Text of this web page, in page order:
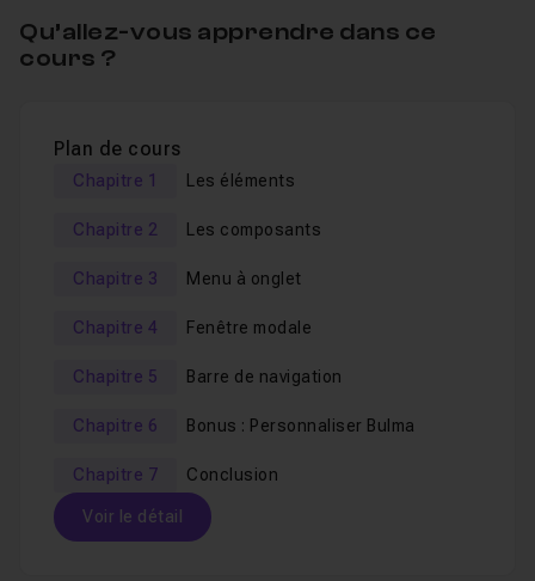
pas vocation à fournir du JavaScript, mais uniquement
JavaScript moderne, je mets à votre disposition un
Bundle complet
sur ce sujet.
A la fin du cours, vous pourrez valider vos nouvelles
connaissances en passant unQCM
répondre à vos éventuelles questions dédiés à la
gestion d'éléments dans ce framework.
Pour aller plus loin avec Bulma
Voici les liens de mes précédentes formations dédiées
à Bulma :
Qu’allez-vous apprendre dans ce
cours ?
Plan de cours
Chapitre 1 Les éléments
Chapitre 2 Les composants
Chapitre 3 Menu à onglet
Chapitre 4 Fenêtre modale
Chapitre 5 Barre de navigation
Chapitre 6 Bonus : Personnaliser Bulma
Chapitre 7 Conclusion
Voir le détail